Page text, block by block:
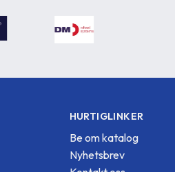
HURTIGLINKER
Be om katalog
Nyhetsbrev